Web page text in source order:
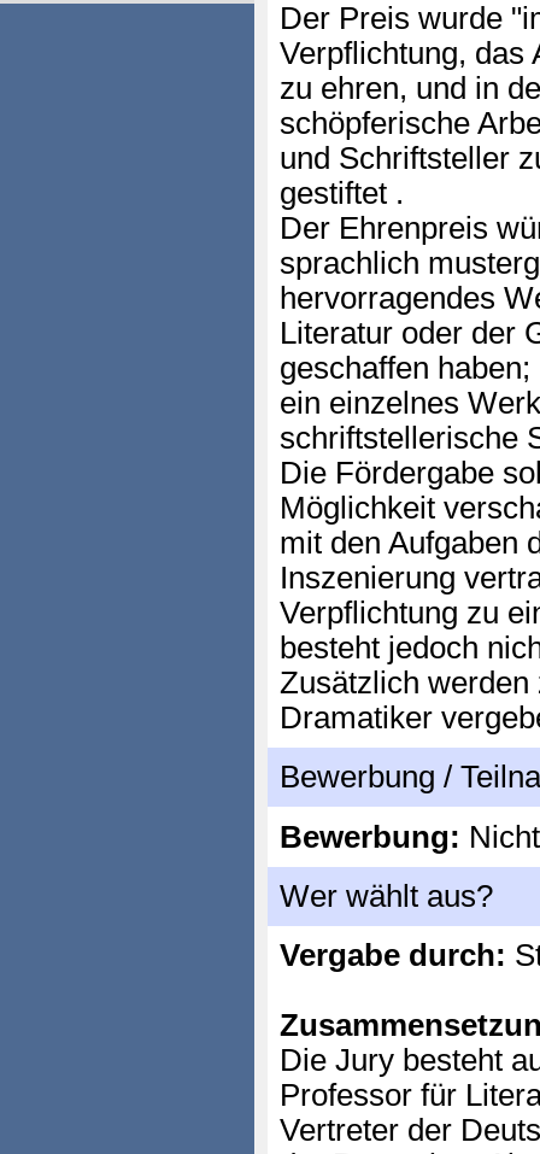
Der Preis wurde
Verpflichtung, das
zu ehren, und in
schöpferische
und Schriftsteller
gestiftet .
Der Ehrenpreis
sprachlich
hervorragendes
Literatur oder der
geschaffen
ein einzelnes
schriftstellerische
Die Fördergabe
Möglichkeit
mit den Aufgaben
Inszenierung
Verpflichtung zu
besteht jedoch
Zusätzlich
Dramatiker
Bewerbung /
Bewerbung:
Wer wählt aus?
Vergabe durch:
Die Jury besteht
Professor für
Vertreter der